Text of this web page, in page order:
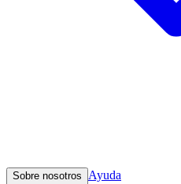
Sobre nosotros Ayuda